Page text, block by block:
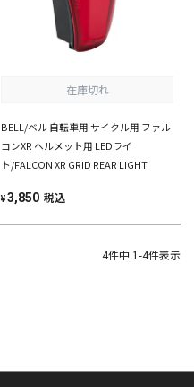
在庫切れ
BELL/ベル 自転車用 サイクル用 ファル
コンXR ヘルメット用 LEDライ
ト/FALCON XR GRID REAR LIGHT
¥3,850 税込
4件中 1-4件表示